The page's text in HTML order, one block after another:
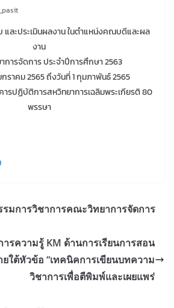
ละประเมินผลงาน ในตำแหน่งคณบดีและผล
งาน
ารจัดการ ประจำปีการศึกษา 2563
กราคม 2565 ถึงวันที่ 1 กุมภาพันธ์ 2565
รปฏิบัติการสหวิทยาการเฉลิมพระเกียรติ 80
พรรษา
มการวิชาการคณะวิทยาการจัดการ
รความรู้ KM ด้านการเรียนการสอน
ยใต้หัวข้อ “เทคนิคการเขียนบทความ
วิชาการเพื่อตีพิมพ์และเผยแพร่